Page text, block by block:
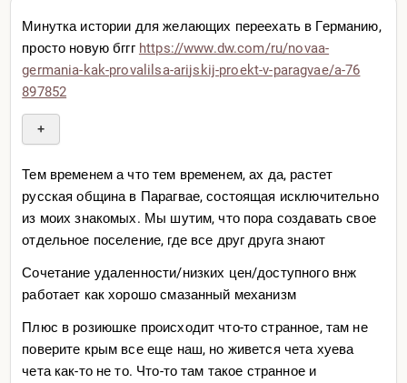
Минутка истории для желающих переехать в Германию,
просто новую бггг https://www.dw.com/ru/novaa-
germania-kak-provalilsa-arijskij-proekt-v-paragvae/a-76
897852
+
Тем временем а что тем временем, ах да, растет
русская община в Парагвае, состоящая исключительно
из моих знакомых. Мы шутим, что пора создавать свое
отдельное поселение, где все друг друга знают
Сочетание удаленности/низких цен/доступного внж
работает как хорошо смазанный механизм
Плюс в розиюшке происходит что-то странное, там не
поверите крым все еще наш, но живется чета хуева
чета как-то не то. Что-то там такое странное и